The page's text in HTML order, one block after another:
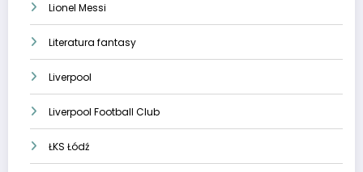
Lionel Messi
Literatura fantasy
Liverpool
Liverpool Football Club
ŁKS Łódź